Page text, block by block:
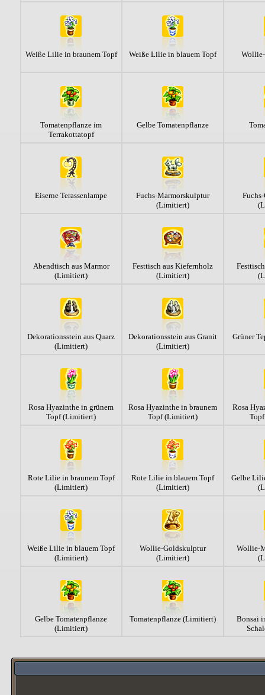
Weiße Lilie in braunem Topf Weiße Lilie in blauem Topf
Tomatenpflanze im
Terrakottatopf
Gelbe Tomatenpflanze
Eiserne Terassenlampe
Fuchs-Marmorskulptur
(Limitiert)
Abendtisch aus Marmor
(Limitiert)
Festtisch aus Kiefernholz
(Limitiert)
Dekorationsstein aus Quarz
(Limitiert)
Dekorationsstein aus Granit
(Limitiert)
Grüner
Rosa Hyazinthe in grünem
Topf (Limitiert)
Rosa Hyazinthe in braunem
Topf (Limitiert)
Rosa
Rote Lilie in braunem Topf
(Limitiert)
Rote Lilie in blauem Topf
(Limitiert)
Gelbe
Weiße Lilie in blauem Topf
(Limitiert)
Wollie-Goldskulptur
(Limitiert)
Wollie-
Gelbe Tomatenpflanze
(Limitiert)
Tomatenpflanze (Limitiert)
Bonsai